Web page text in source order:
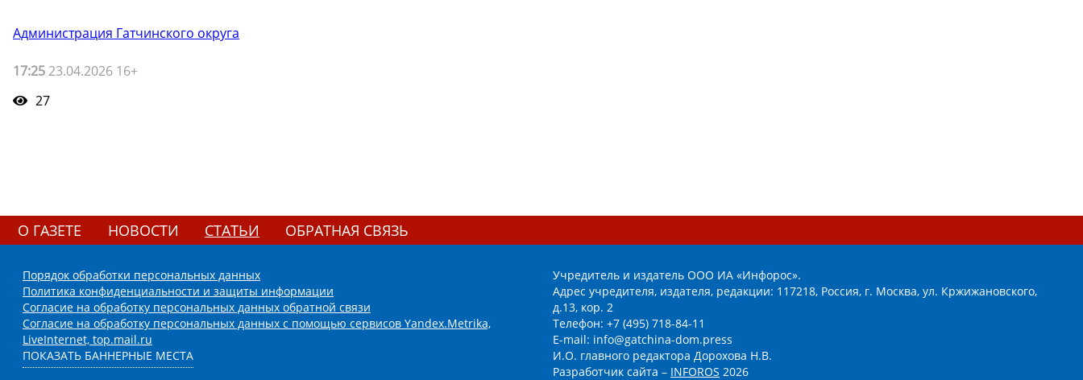
Администрация Гатчинского округа
17:25 23.04.2026 16+
27
О ГАЗЕТЕ НОВОСТИ СТАТЬИ ОБРАТНАЯ СВЯЗЬ
Порядок обработки персональных данных
Политика конфиденциальности и защиты информации
Согласие на обработку персональных данных обратной связи
Согласие на обработку персональных данных с помощью сервисов Yandex.Metrika,
LiveInternet, top.mail.ru
ПОКАЗАТЬ БАННЕРНЫЕ МЕСТА
Учредитель и издатель ООО ИА «Инфорос».
Адрес учредителя, издателя, редакции: 117218, Россия, г. Москва, ул. Кржижановского,
д.13, кор. 2
Телефон: +7 (495) 718-84-11
E-mail: info@gatchina-dom.press
И.О. главного редактора Дорохова Н.В.
Разработчик сайта – INFOROS 2026